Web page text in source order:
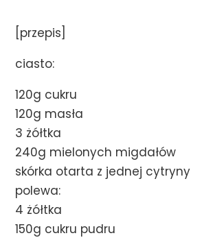
[przepis]
ciasto:
120g cukru
120g masła
3 żółtka
240g mielonych migdałów
skórka otarta z jednej cytryny
polewa:
4 żółtka
150g cukru pudru